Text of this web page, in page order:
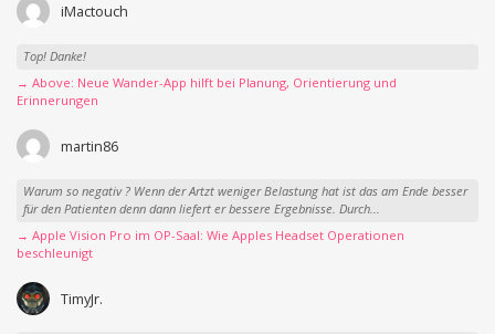
iMactouch
Top! Danke!
→ Above: Neue Wander-App hilft bei Planung, Orientierung und
Erinnerungen
martin86
Warum so negativ ? Wenn der Artzt weniger Belastung hat ist das am Ende besser
für den Patienten denn dann liefert er bessere Ergebnisse. Durch...
→ Apple Vision Pro im OP-Saal: Wie Apples Headset Operationen
beschleunigt
TimyJr.